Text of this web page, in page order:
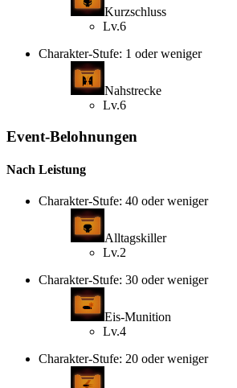
Kurzschluss
Lv.6
Charakter-Stufe: 1 oder weniger
Nahstrecke
Lv.6
Event-Belohnungen
Nach Leistung
Charakter-Stufe: 40 oder weniger
Alltagskiller
Lv.2
Charakter-Stufe: 30 oder weniger
Eis-Munition
Lv.4
Charakter-Stufe: 20 oder weniger